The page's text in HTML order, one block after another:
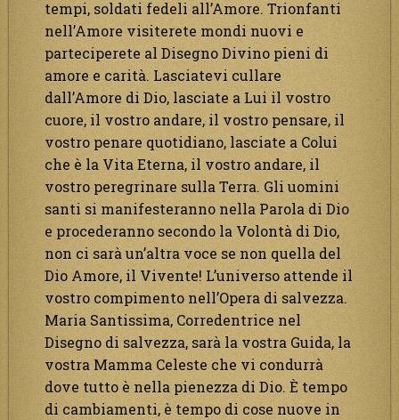
tempi, soldati fedeli all’Amore. Trionfanti
nell’Amore visiterete mondi nuovi e
parteciperete al Disegno Divino pieni di
amore e carità. Lasciatevi cullare
dall’Amore di Dio, lasciate a Lui il vostro
cuore, il vostro andare, il vostro pensare, il
vostro penare quotidiano, lasciate a Colui
che è la Vita Eterna, il vostro andare, il
vostro peregrinare sulla Terra. Gli uomini
santi si manifesteranno nella Parola di Dio
e procederanno secondo la Volontà di Dio,
non ci sarà un’altra voce se non quella del
Dio Amore, il Vivente! L’universo attende il
vostro compimento nell’Opera di salvezza.
Maria Santissima, Corredentrice nel
Disegno di salvezza, sarà la vostra Guida, la
vostra Mamma Celeste che vi condurrà
dove tutto è nella pienezza di Dio. È tempo
di cambiamenti, è tempo di cose nuove in